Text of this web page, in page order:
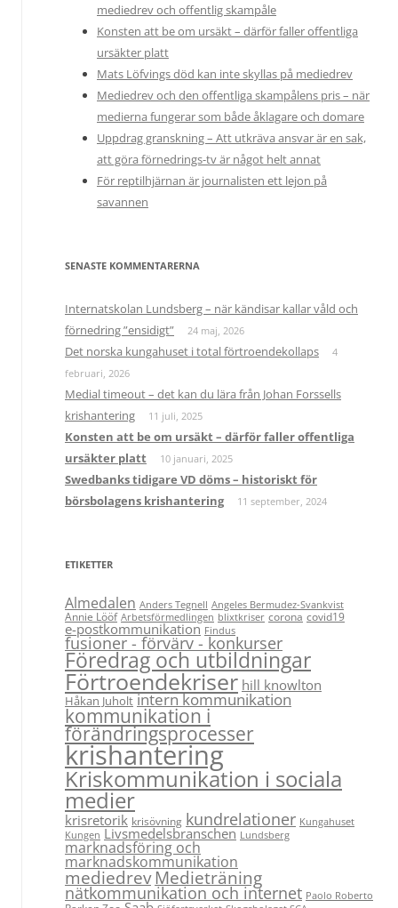
mediedrev och offentlig skampåle
Konsten att be om ursäkt – därför faller offentliga
ursäkter platt
Mats Löfvings död kan inte skyllas på mediedrev
Mediedrev och den offentliga skampålens pris – när
medierna fungerar som både åklagare och domare
Uppdrag granskning – Att utkräva ansvar är en sak,
att göra förnedrings-tv är något helt annat
För reptilhjärnan är journalisten ett lejon på
savannen
SENASTE KOMMENTARERNA
Internatskolan Lundsberg – när kändisar kallar våld och
förnedring ”ensidigt”
24 maj, 2026
Det norska kungahuset i total förtroendekollaps
4
februari, 2026
Medial timeout – det kan du lära från Johan Forssells
krishantering
11 juli, 2025
Konsten att be om ursäkt – därför faller offentliga
ursäkter platt
10 januari, 2025
Swedbanks tidigare VD döms – historiskt för
börsbolagens krishantering
11 september, 2024
ETIKETTER
Almedalen Anders Tegnell Angeles Bermudez-Svankvist
Annie Lööf Arbetsförmedlingen blixtkriser corona covid19
e-postkommunikation Findus
fusioner - förvärv - konkurser
Föredrag och utbildningar
Förtroendekriser hill knowlton
Håkan Juholt intern kommunikation
kommunikation i
förändringsprocesser
krishantering
Kriskommunikation i sociala
medier
krisretorik krisövning kundrelationer Kungahuset
Kungen Livsmedelsbranschen Lundsberg
marknadsföring och
marknadskommunikation
mediedrevMedieträning
nätkommunikation och internet Paolo Roberto